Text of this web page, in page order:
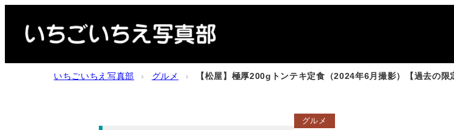
いちごいちえ写真部 › グルメ › 【松屋】極厚200gトンテキ定食（2024年6月撮影）【過去の限
グルメ